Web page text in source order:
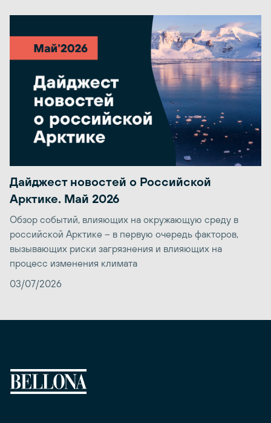
Дайджест новостей о Российской
Арктике. Май 2026
Обзор событий, влияющих на окружающую среду в
российской Арктике – в первую очередь факторов,
вызывающих риски загрязнения и влияющих на
процесс изменения климата
03/07/2026